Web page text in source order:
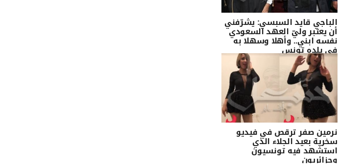
الباجي قايد السبسي: يشرّفني
أن يعتبر وليّ العهد السعودي
نفسه ابني.. وأهلا وسهلا به
في بلده تونس
نرمين صفر ترقص في فيديو
سخرية بعيد الجلاء الذي
استشهد فيه تونسيون
وجزائريون